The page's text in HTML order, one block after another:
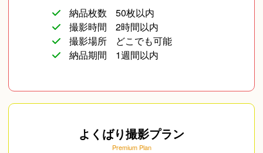
納品枚数
50枚以内
撮影時間
2時間以内
撮影場所
どこでも可能
納品期間
1週間以内
よくばり撮影プラン
Premium Plan